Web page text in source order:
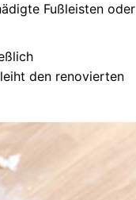
Fußleisten oder
den renovierten